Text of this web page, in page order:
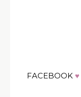
FACEBOOK ♥